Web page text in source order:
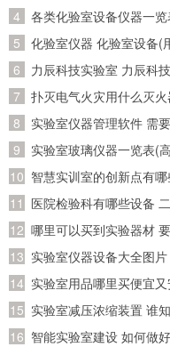
化学实验室的常用器材有：
试管、烧杯、蒸发皿、坩埚
盘天平、量筒、容量瓶、滴
相关知识：
1. 试管：用作少量试剂的反
加热后不能骤冷，防止炸裂
2. 烧杯：用作配制溶液和较
使用。加热时，应放置在石
3. 量筒：量度液体体积。注
4. 集气瓶：用于收集或贮存
5. 酒精灯：用于加热。注意
可用嘴去吹；绝对禁止向燃
对禁止用酒精灯引燃另一只
6. 试管夹：用于夹持试管。
四了，准备回广东工作
公司招聘工程力学专业的
各类化验室设备仪器一
验室化验仪器和试剂的
化验室仪器 化验室设备(
验的必备装备)
力辰科技实验室 力辰科
怎么安装？怎么操作？
扑灭电气火灾用什么灭
用什么灭火器灭火
实验室仪器管理软件 需
多了，求推荐好用的实
实验室玻璃仪器一览表(
璃仪器有哪些)
智慧实训室的创新点有
养？智慧康养应该怎么
医院检验科有哪些设备
射科、病理科有哪些医
哪里可以买到实验器材
器的试剂，请问一下到
实验室仪器设备大全图
名称及图片？
实验室用品哪里买便宜
套初三所有的化学实验
钱？分开买便宜还是？
实验室减压浓缩装置 谁
压蒸馏装置，我是想自
智能实验室建设 如何做